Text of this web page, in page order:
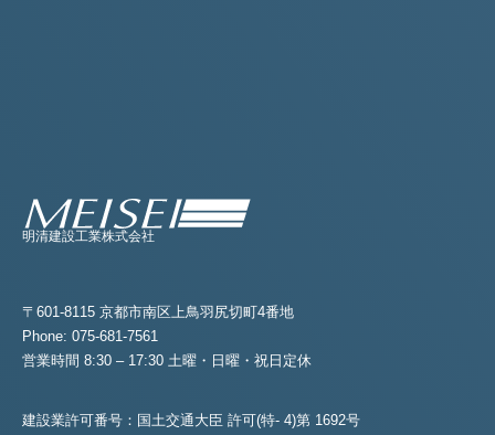
明清建設工業株式会社
〒601-8115 京都市南区上鳥羽尻切町4番地
Phone: 075-681-7561
営業時間 8:30 – 17:30 土曜・日曜・祝日定休
建設業許可番号：国土交通大臣 許可(特- 4)第 1692号